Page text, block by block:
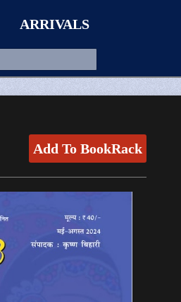
ARRIVALS
Add To BookRack